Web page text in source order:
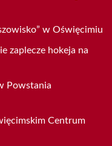
w Oświęcimiu
zaplecze hokeja na
Powstania
Centrum